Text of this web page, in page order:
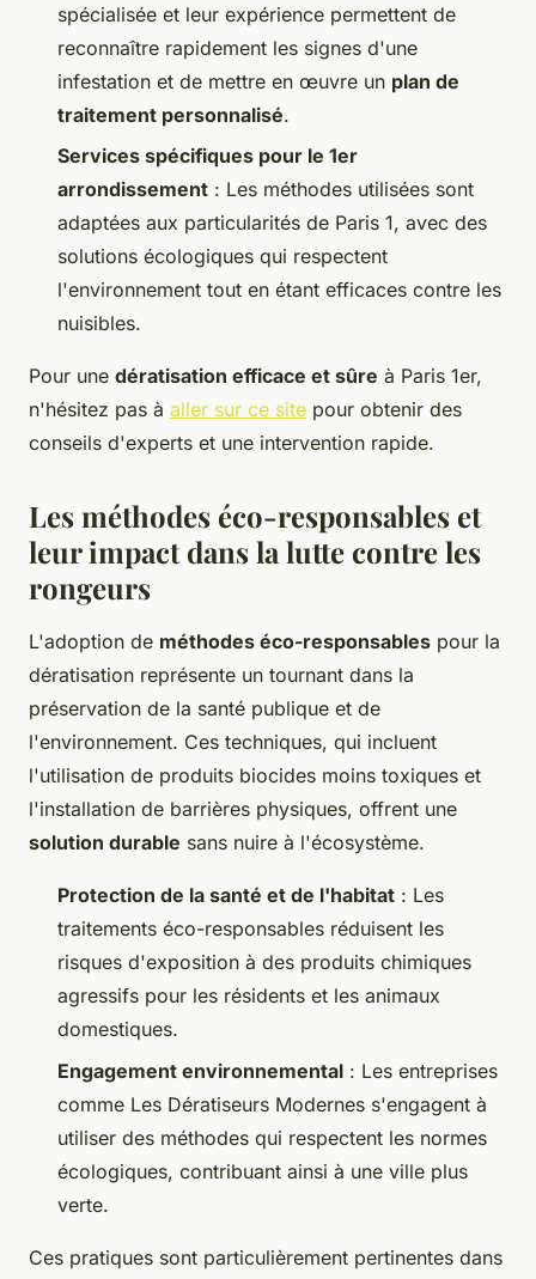
spécialisée et leur expérience permettent de
reconnaître rapidement les signes d'une
infestation et de mettre en œuvre un plan de
traitement personnalisé.
Services spécifiques pour le 1er
arrondissement : Les méthodes utilisées sont
adaptées aux particularités de Paris 1, avec des
solutions écologiques qui respectent
l'environnement tout en étant efficaces contre les
nuisibles.
Pour une dératisation efficace et sûre à Paris 1er,
n'hésitez pas à aller sur ce site pour obtenir des
conseils d'experts et une intervention rapide.
Les méthodes éco-responsables et
leur impact dans la lutte contre les
rongeurs
L'adoption de méthodes éco-responsables pour la
dératisation représente un tournant dans la
préservation de la santé publique et de
l'environnement. Ces techniques, qui incluent
l'utilisation de produits biocides moins toxiques et
l'installation de barrières physiques, offrent une
solution durable sans nuire à l'écosystème.
Protection de la santé et de l'habitat : Les
traitements éco-responsables réduisent les
risques d'exposition à des produits chimiques
agressifs pour les résidents et les animaux
domestiques.
Engagement environnemental : Les entreprises
comme Les Dératiseurs Modernes s'engagent à
utiliser des méthodes qui respectent les normes
écologiques, contribuant ainsi à une ville plus
verte.
Ces pratiques sont particulièrement pertinentes dans